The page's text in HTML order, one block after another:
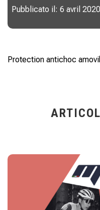
Pubblicato il: 6 avril 2020
Protection antichoc